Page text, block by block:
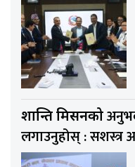
शान्ति मिसनको
लगाउनुहोस् : सशस्त्र